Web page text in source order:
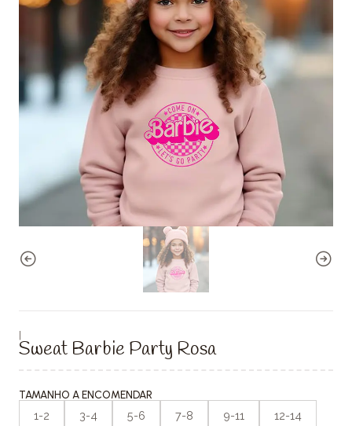
|
Sweat Barbie Party Rosa
TAMANHO A ENCOMENDAR
1-2 3-4 5-6 7-8 9-11 12-14